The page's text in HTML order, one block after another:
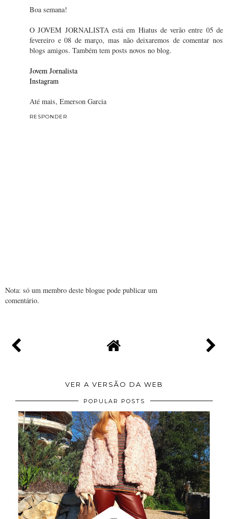
Boa semana!
O JOVEM JORNALISTA está em Hiatus de verão entre 05 de
fevereiro e 08 de março, mas não deixaremos de comentar nos
blogs amigos. Também tem posts novos no blog.
Jovem Jornalista
Instagram
Até mais, Emerson Garcia
RESPONDER
Nota: só um membro deste blogue pode publicar um
comentário.
VER A VERSÃO DA WEB
POPULAR POSTS